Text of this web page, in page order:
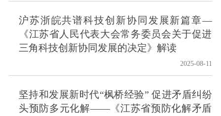
沪苏浙皖共谱科技创新协同发展新篇章
《江苏省人民代表大会常务委员会关于促进
三角科技创新协同发展的决定》解读
2025-08-11
坚持和发展新时代“枫桥经验” 促进矛盾纠纷
头预防多元化解——《江苏省预防化解矛盾